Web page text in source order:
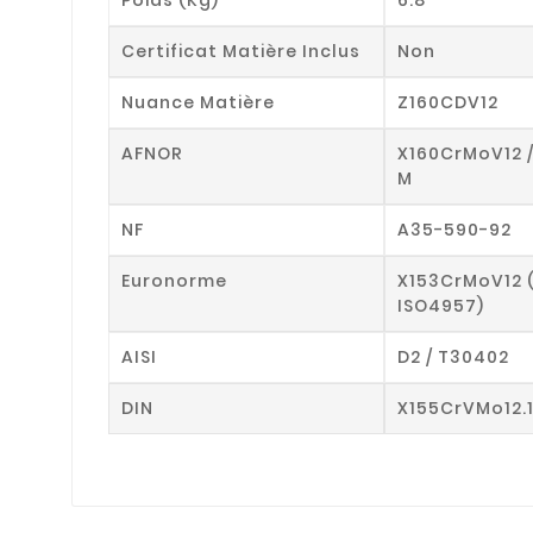
Certificat Matière Inclus Non
Nuance Matière Z160CDV12
AFNOR
X160CrMoV12
M
NF A35-590-92
Euronorme
X153CrMoV12
ISO4957)
AISI D2 / T30402
DIN X155CrVMo12.1